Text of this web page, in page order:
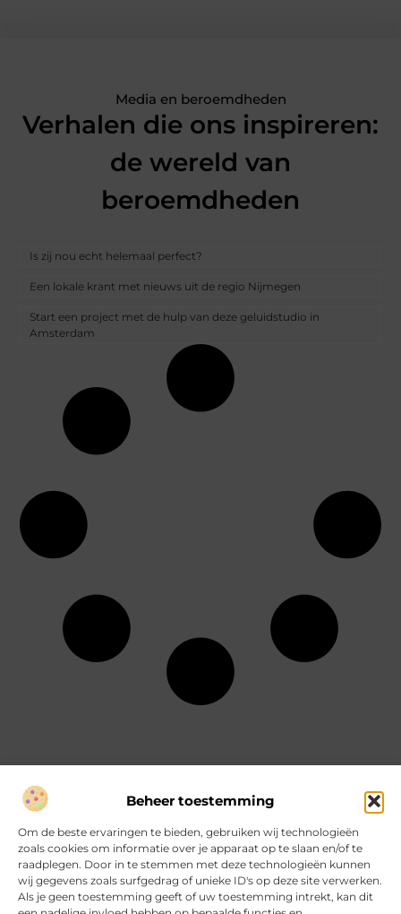
Beheer toestemming
Om de beste ervaringen te bieden, gebruiken wij technologieën
zoals cookies om informatie over je apparaat op te slaan en/of te
raadplegen. Door in te stemmen met deze technologieën kunnen
wij gegevens zoals surfgedrag of unieke ID's op deze site verwerken.
Als je geen toestemming geeft of uw toestemming intrekt, kan dit
Media en beroemdheden
Verhalen die ons inspireren:
de wereld van
beroemdheden
Is zij nou echt helemaal perfect?
Een lokale krant met nieuws uit de regio Nijmegen
Start een project met de hulp van deze geluidstudio in
Amsterdam
Over Hartvanfrankrijk
Jouw gids voor inspirerende verhalen en inzichten.
Verken een divers aanbod aan blogs en artikelen, van handige
tips tot fascinerende ontdekkingen, allemaal op
HartvanFrankrijk.nl.